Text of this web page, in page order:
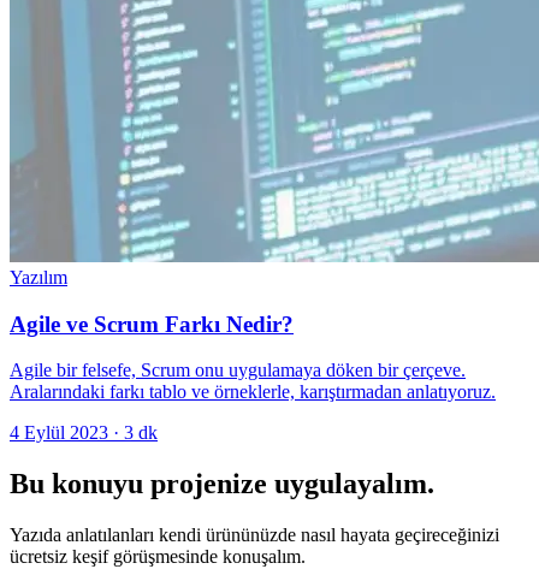
Yazılım
Agile ve Scrum Farkı Nedir?
Agile bir felsefe, Scrum onu uygulamaya döken bir çerçeve.
Aralarındaki farkı tablo ve örneklerle, karıştırmadan anlatıyoruz.
4 Eylül 2023 · 3 dk
Bu konuyu projenize uygulayalım.
Yazıda anlatılanları kendi ürününüzde nasıl hayata geçireceğinizi
ücretsiz keşif görüşmesinde konuşalım.